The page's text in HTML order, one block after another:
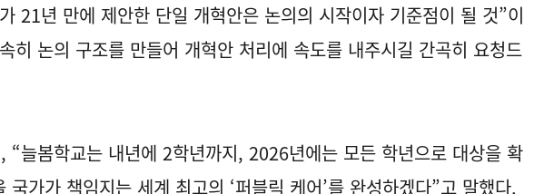
21년 만에 제안한 단일 개혁안은 논의의 시작이자 기준점이 될 것”이
히 논의 구조를 만들어 개혁안 처리에 속도를 내주시길 간곡히 요청드
“늘봄학교는 내년에 2학년까지, 2026년에는 모든 학년으로 대상을 확
국가가 책임지는 세계 최고의 ‘퍼블릭 케어’를 완성하겠다”고 말했다.